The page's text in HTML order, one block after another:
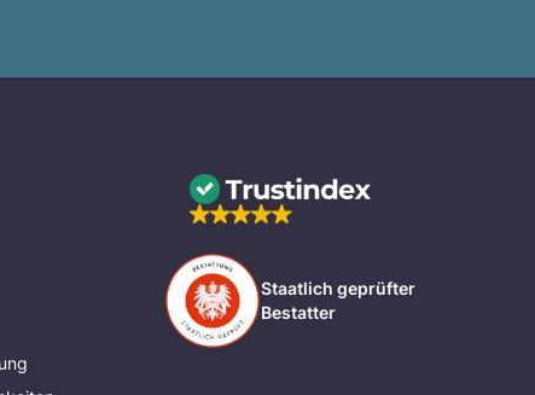
Staatlich geprüfter
Bestatter